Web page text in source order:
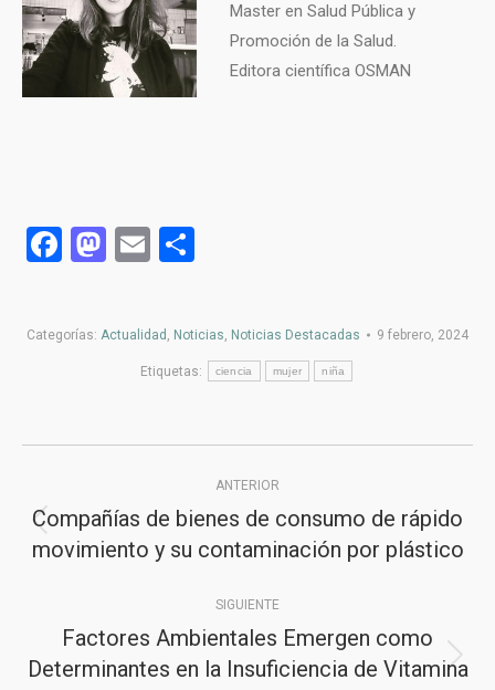
Master en Salud Pública y
Promoción de la Salud.
Editora científica OSMAN
Facebook
Mastodon
Email
Categorías: Actualidad , Noticias, Noticias Destacadas 9 febrero, 2024
Etiquetas: ciencia mujer niña
entre
publicaciones
ANTERIOR
Publicación
anterior:
Compañías de bienes de consumo de rápido
movimiento y su contaminación por plástico
SIGUIENTE
Publicación
Factores Ambientales Emergen como
Determinantes en la Insuficiencia de Vitamina